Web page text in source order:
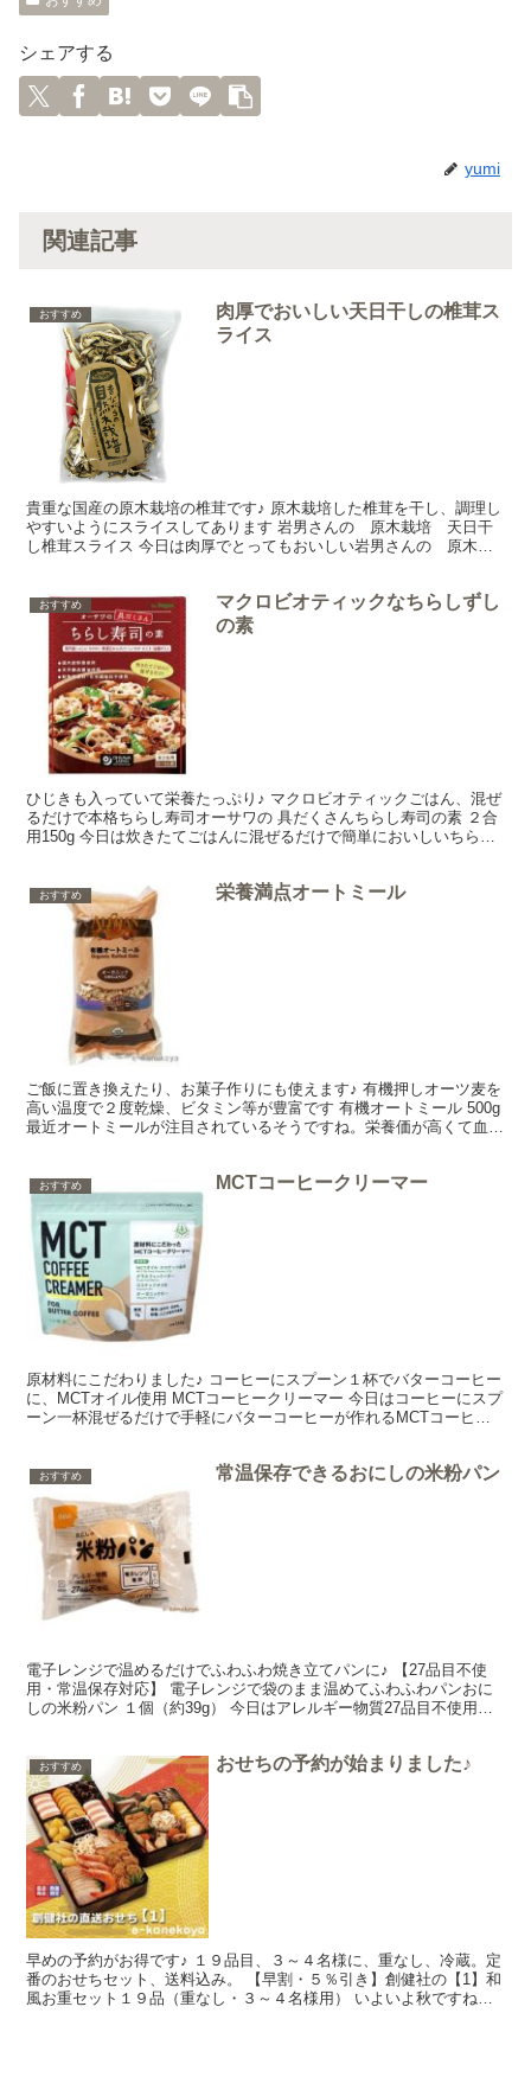
シェアする
yumi
関連記事
おすすめ
肉厚でおいしい天日干しの椎茸ス
ライス
貴重な国産の原木栽培の椎茸です♪ 原木栽培した椎茸を干し、調理し
やすいようにスライスしてあります 岩男さんの 原木栽培 天日干
し椎茸スライス 今日は肉厚でとってもおいしい岩男さんの 原木栽
おすすめ
マクロビオティックなちらしずし
の素
ひじきも入っていて栄養たっぷり♪ マクロビオティックごはん、混ぜ
るだけで本格ちらし寿司オーサワの 具だくさんちらし寿司の素 ２合
用150g 今日は炊きたてごはんに混ぜるだけで簡単においしいちらし
おすすめ 栄養満点オートミール
ご飯に置き換えたり、お菓子作りにも使えます♪ 有機押しオーツ麦を
高い温度で２度乾燥、ビタミン等が豊富です 有機オートミール 500g
最近オートミールが注目されているそうですね。栄養価が高くて血糖
おすすめ MCTコーヒークリーマー
原材料にこだわりました♪ コーヒーにスプーン１杯でバターコーヒー
に、MCTオイル使用 MCTコーヒークリーマー 今日はコーヒーにスプ
ーン一杯混ぜるだけで手軽にバターコーヒーが作れるMCTコーヒー
おすすめ 常温保存できるおにしの米粉パン
電子レンジで温めるだけでふわふわ焼き立てパンに♪ 【27品目不使
用・常温保存対応】 電子レンジで袋のまま温めてふわふわパンおに
しの米粉パン １個（約39g） 今日はアレルギー物質27品目不使用の
おすすめ おせちの予約が始まりました♪
早めの予約がお得です♪ １９品目、３～４名様に、重なし、冷蔵。定
番のおせちセット、送料込み。 【早割・５％引き】創健社の【1】和
風お重セット１９品（重なし・３～４名様用） いよいよ秋ですね